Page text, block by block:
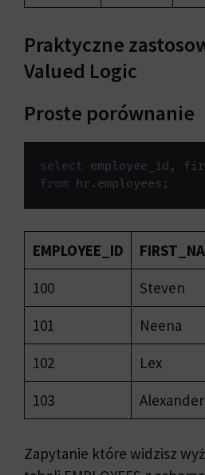
Praktyczne
Valued Logic
Proste porównanie
select employee_id ,
from hr . employees ;
EMPLOYEE_ID
100
Steven
101
Neena
102
Lex
103
Alexander
Zapytanie które widzisz